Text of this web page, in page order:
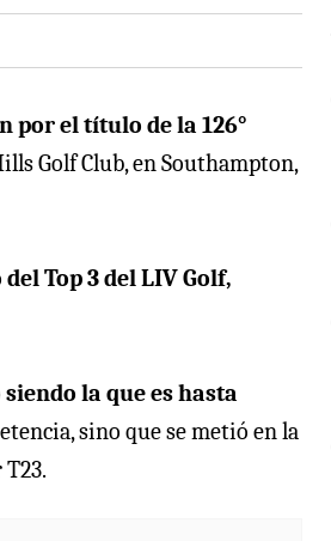
por el título de la 126°
Golf Club, en Southampton,
Top 3 del LIV Golf,
la que es hasta
sino que se metió en la